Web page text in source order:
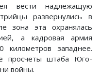
вести надлежащую
развернулись в
зона эта охранялась
а кадровая армия
километров западнее.
просчеты штаба Юго-
войны.